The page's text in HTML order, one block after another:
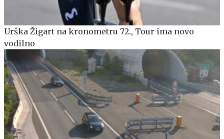
Urška Žigart na kronometru 72., Tour ima novo
vodilno